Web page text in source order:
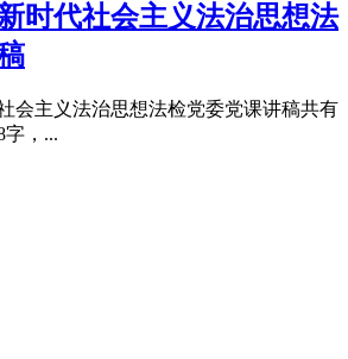
时代社会主义法治思想法
会主义法治思想法检党委党课讲稿共有
字，...